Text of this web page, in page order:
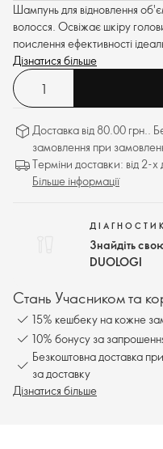
Шампунь для відновлення
волосся. Освіжає шкіру
поислення ефективності
випадіння.
Дізнатися більше
Доставка від 80.00 грн..
замовлення при
Терміни доставки: від 2-х
Більше інформації
Знайдіть
DUOLOGI
Стань Учасником та
15% кешбеку на кожне
10% бонусу за
Безкоштовна доставка
за доставку
Дізнатися більше